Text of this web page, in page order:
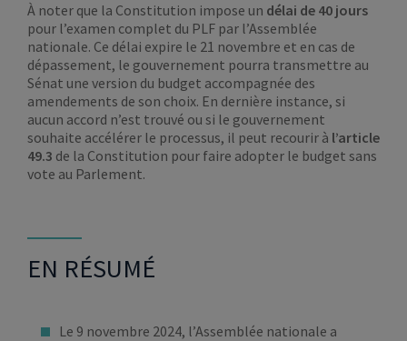
À noter que la Constitution impose un délai de 40 jours
pour l’examen complet du PLF par l’Assemblée
nationale. Ce délai expire le 21 novembre et en cas de
dépassement, le gouvernement pourra transmettre au
Sénat une version du budget accompagnée des
amendements de son choix. En dernière instance, si
aucun accord n’est trouvé ou si le gouvernement
souhaite accélérer le processus, il peut recourir à l’article
49.3 de la Constitution pour faire adopter le budget sans
vote au Parlement.
EN RÉSUMÉ
Le 9 novembre 2024, l’Assemblée nationale a